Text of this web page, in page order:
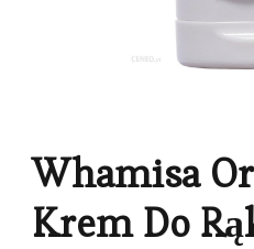
Whamisa
Krem Do